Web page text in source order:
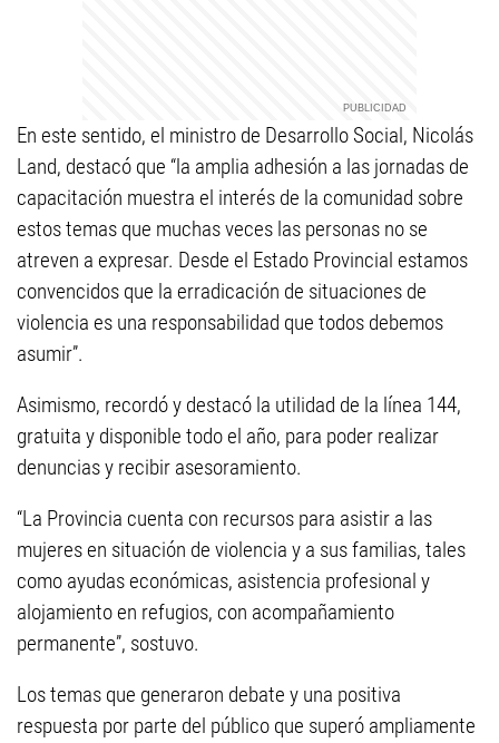
En este sentido, el ministro de Desarrollo Social, Nicolás
Land, destacó que “la amplia adhesión a las jornadas de
capacitación muestra el interés de la comunidad sobre
estos temas que muchas veces las personas no se
atreven a expresar. Desde el Estado Provincial estamos
convencidos que la erradicación de situaciones de
violencia es una responsabilidad que todos debemos
asumir”.
Asimismo, recordó y destacó la utilidad de la línea 144,
gratuita y disponible todo el año, para poder realizar
denuncias y recibir asesoramiento.
“La Provincia cuenta con recursos para asistir a las
mujeres en situación de violencia y a sus familias, tales
como ayudas económicas, asistencia profesional y
alojamiento en refugios, con acompañamiento
permanente”, sostuvo.
Los temas que generaron debate y una positiva
respuesta por parte del público que superó ampliamente